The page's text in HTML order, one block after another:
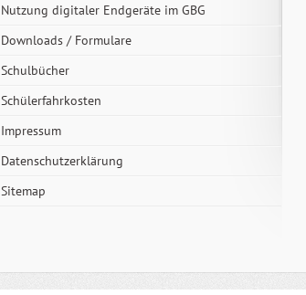
Nutzung digitaler Endgeräte im GBG
Downloads / Formulare
Schulbücher
Schülerfahrkosten
Impressum
Datenschutzerklärung
Sitemap